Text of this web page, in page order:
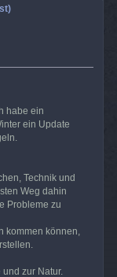
habe ein
ein Update
Technik und
Weg dahin
Probleme zu
kommen können,
zur Natur.